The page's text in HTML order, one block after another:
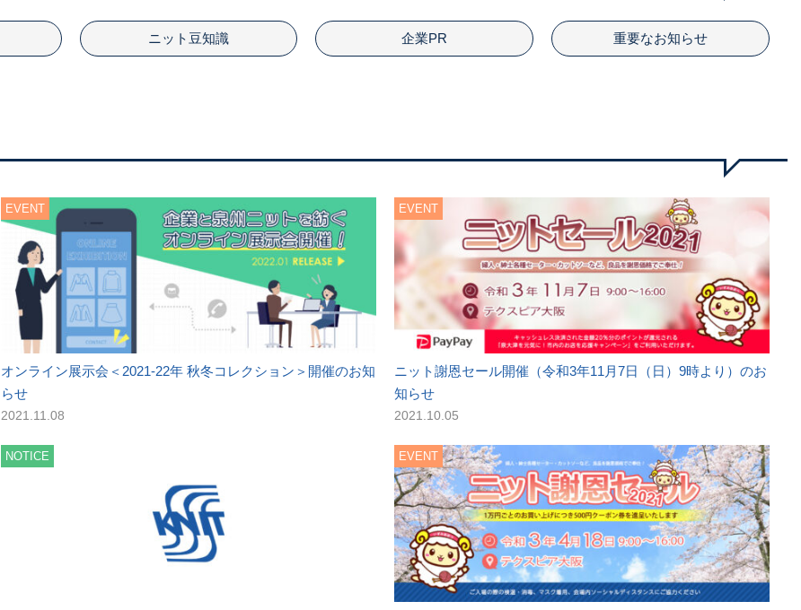
ニット豆知識 企業PR 重要なお知らせ
EVENT
オンライン展示会＜2021-22年 秋冬コレクション＞開催のお知
らせ
2021.11.08
EVENT
ニット謝恩セール開催（令和3年11月7日（日）9時より）のお
知らせ
2021.10.05
NOTICE EVENT